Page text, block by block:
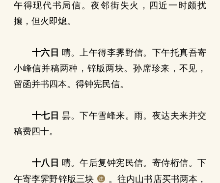
午得现代书局信。夜邻街失火，四近一时颇扰
攘，但火即熄。
十六日 晴。上午得李霁野信。下午托真吾寄
小峰信并稿两种，锌版两块。孙席珍来，不见，
留函并书四本。得钟宪民信。
十七日 昙。下午雪峰来。雨。夜达夫来并交
稿费四十。
十八日 晴。午后复钟宪民信。寄侍桁信。下
午寄李霁野锌版三块
。往内山书店买书两本，